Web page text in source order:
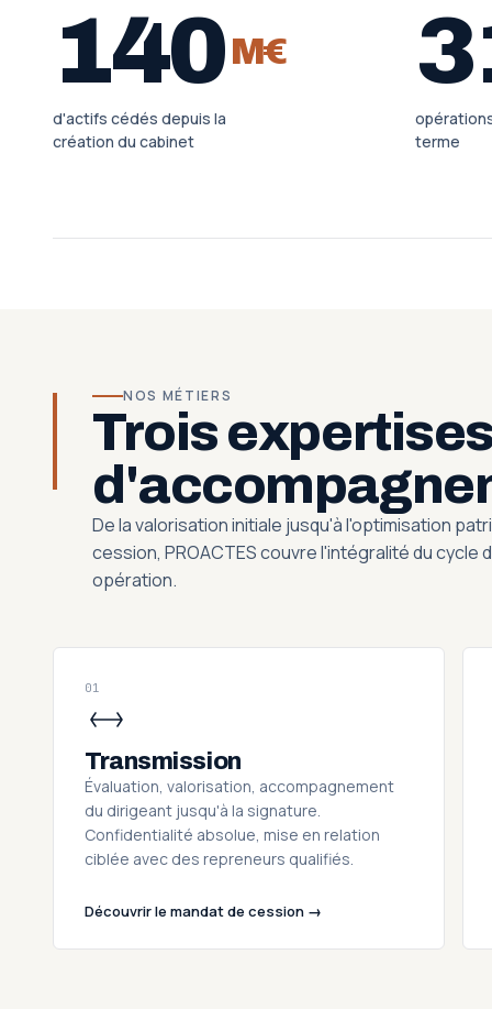
140M€
d'actifs cédés depuis la
création du cabinet
terme
NOS MÉTIERS
Trois
De la valorisation initiale jusqu'à l'optimisation
cession, PROACTES couvre l'intégralité du cycle
opération.
01
Transmission
Évaluation, valorisation, accompagnement
du dirigeant jusqu'à la signature.
Confidentialité absolue, mise en relation
ciblée avec des repreneurs qualifiés.
Découvrir le mandat de cession →